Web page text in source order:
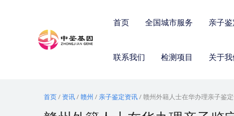
首页 全国城市服务 亲子
联系我们 检测项目 关于
首页/ 资讯/赣州 / 亲子鉴定资讯/赣州外籍人士在华办理亲子鉴